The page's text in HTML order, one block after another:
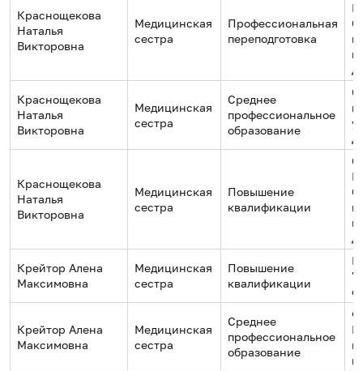
Краснощекова
Наталья
Викторовна
Медицинская
сестра
Профессиональная
переподготовка
Краснощекова
Наталья
Викторовна
Медицинская
сестра
Среднее
профессиональное
образование
Краснощекова
Наталья
Викторовна
Медицинская
сестра
Повышение
квалификации
Крейтор Алена
Максимовна
Медицинская
сестра
Повышение
квалификации
Крейтор Алена
Максимовна
Медицинская
сестра
Среднее
профессиональное
образование